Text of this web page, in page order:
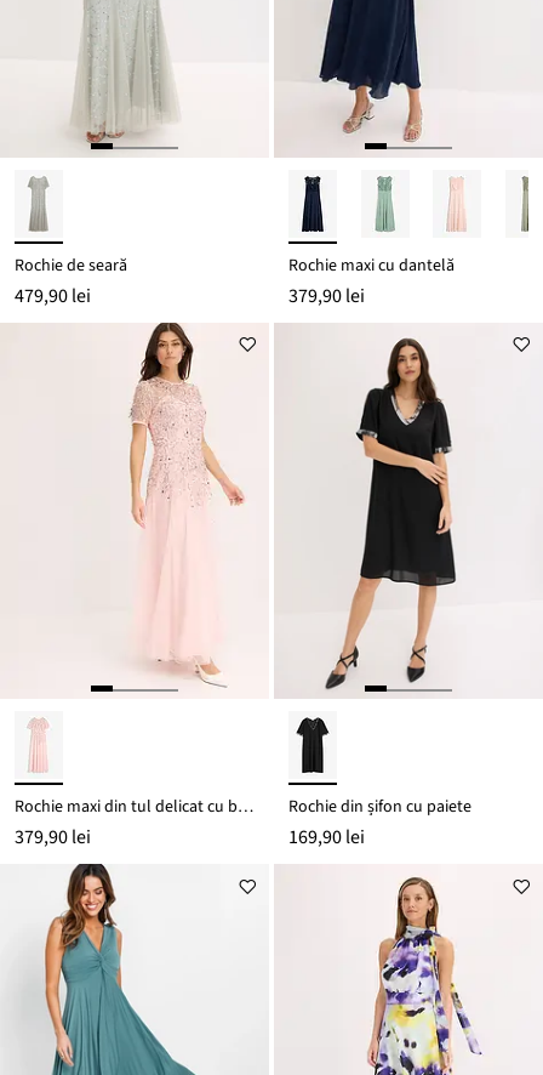
Rochie de seară
479,90 lei
Rochie maxi cu dantelă
379,90 lei
Rochie maxi din tul delicat cu broderie cu paiete
379,90 lei
Rochie din șifon cu paiete
169,90 lei